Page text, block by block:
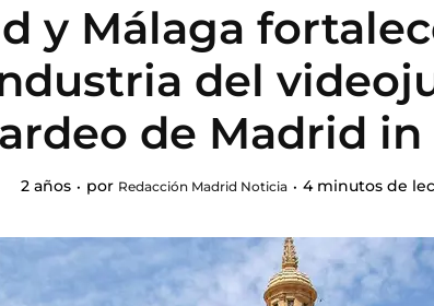
y Málaga
del
de Madrid in
2 años por Redacción Madrid Noticia 4 minutos de